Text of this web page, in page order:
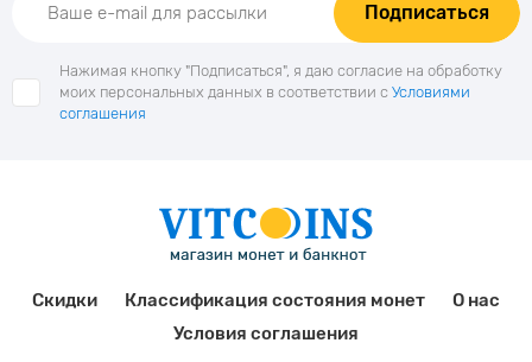
Подписаться
Нажимая кнопку "Подписаться", я даю согласие на обработку
моих персональных данных в соответствии с Условиями
соглашения
Скидки Классификация состояния монет
О нас
Условия соглашения